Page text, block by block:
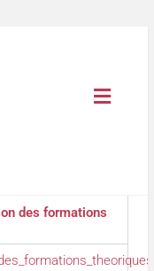
des formations